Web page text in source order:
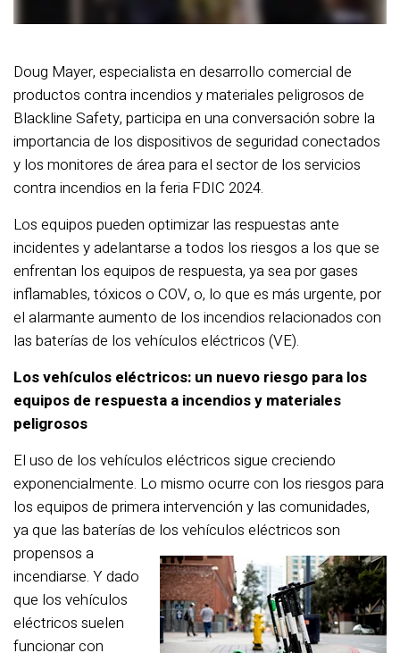
Doug Mayer, especialista en desarrollo comercial de
productos contra incendios y materiales peligrosos de
Blackline Safety, participa en una conversación sobre la
importancia de los dispositivos de seguridad conectados
y los monitores de área para el sector de los servicios
contra incendios en la feria FDIC 2024.
Los equipos pueden optimizar las respuestas ante
incidentes y adelantarse a todos los riesgos a los que se
enfrentan los equipos de respuesta, ya sea por gases
inflamables, tóxicos o COV, o, lo que es más urgente, por
el alarmante aumento de los incendios relacionados con
las baterías de los vehículos eléctricos (VE).
Los vehículos eléctricos: un nuevo riesgo para los
equipos de respuesta a incendios y materiales
peligrosos
El uso de los vehículos eléctricos sigue creciendo
exponencialmente. Lo mismo ocurre con los riesgos para
los equipos de primera intervención y las comunidades,
ya que las baterías de los vehículos eléctricos son
propensos a
incendiarse. Y dado
que los vehículos
eléctricos suelen
funcionar con